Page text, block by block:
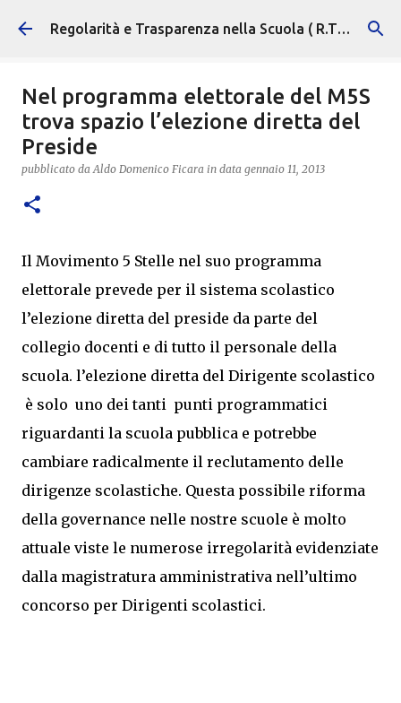
Passa ai contenuti principali Regolarità e Trasparenza nella Scuola ( R.T.S. )
Nel programma elettorale del M5S
trova spazio l’elezione diretta del
Preside
pubblicato daAldo Domenico Ficara in data gennaio 11, 2013
Il Movimento 5 Stelle nel suo programma
elettorale prevede per il sistema scolastico
l’elezione diretta del preside da parte del
collegio docenti e di tutto il personale della
scuola. l’elezione diretta del Dirigente scolastico
è solo uno dei tanti punti programmatici
riguardanti la scuola pubblica e potrebbe
cambiare radicalmente il reclutamento delle
dirigenze scolastiche. Questa possibile riforma
della governance nelle nostre scuole è molto
attuale viste le numerose irregolarità evidenziate
dalla magistratura amministrativa nell’ultimo
concorso per Dirigenti scolastici.